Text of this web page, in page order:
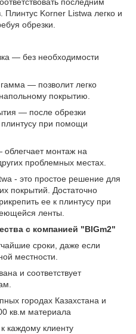
последним
Плинтус Korner Listwa легко и
обрезки.
— без необходимости
— позволит легко
покрытию.
— после обрезки
плинтусу при помощи
облегчает монтаж на
проблемных местах.
- это простое решение для
покрытий. Достаточно
ее к плинтусу при
ленты.
с компанией "BIGm2"
сроки, даже если
местности.
и соответствует
городах Казахстана и
кв.м материала
каждому клиенту